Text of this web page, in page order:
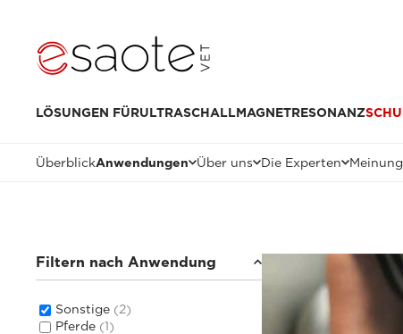
LÖSUNGEN FÜRULTRASCHALLMAGNETRESONANZ
ÜberblickAnwendungen Über uns Die Experten
Filtern nach Anwendung
Sonstige (2)
Pferde (1)